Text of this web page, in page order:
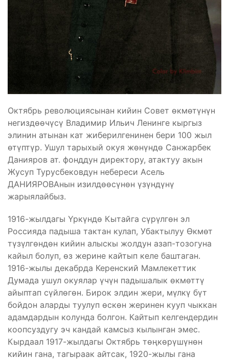
Октябрь революциясынан кийин Совет өкмөтүнүн
негиздөөчүсү Владимир Ильич Ленинге кыргыз
элинин атынан кат жиберилгенинен бери 100 жыл
өтүптүр. Ушул тарыхый окуя жөнүндө Санжарбек
Данияров ат. фонддун директору, атактуу акын
Жусуп Турусбековдун небереси Асель
ДАНИЯРОВАнын изилдөөсүнөн үзүндүнү
жарыялайбыз.
1916-жылдагы Үркүндө Кытайга сүрүлгөн эл
Россияда падыша тактан кулап, Убактылуу Өкмөт
түзүлгөндөн кийин алыскы жолдун азап-тозогуна
кайыл болуп, өз жерине кайтып келе баштаган.
1916-жылы декабрда Керенский Мамлекеттик
Думада ушул окуялар үчүн падышалык өкмөттү
айыптап сүйлөгөн. Бирок элдин жери, мүлкү бүт
бойдон аларды туулуп өскөн жеринен кууп чыккан
адамдардын колунда болгон. Кайтып келгендердин
коопсуздугу эч кандай камсыз кылынган эмес.
Кырдаал 1917-жылдагы Октябрь төңкөрүшүнөн
кийин гана, тагыраак айтсак, 1920-жылы гана